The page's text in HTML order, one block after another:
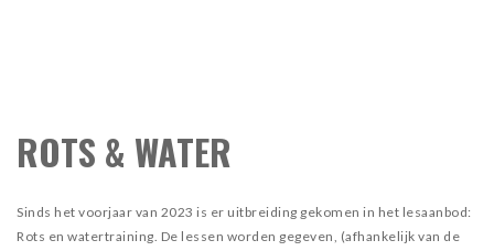
ROTS & WATER
Sinds het voorjaar van 2023 is er uitbreiding gekomen in het lesaanbod:
Rots en watertraining. De lessen worden gegeven, (afhankelijk van de